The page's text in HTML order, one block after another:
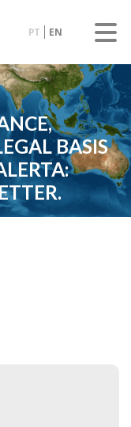
PT EN
BASIS